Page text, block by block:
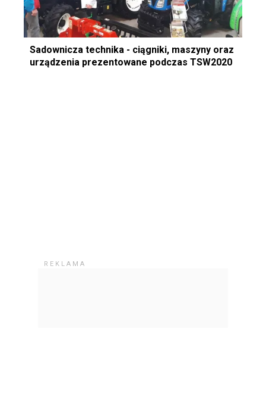
Sadownicza technika - ciągniki, maszyny oraz
urządzenia prezentowane podczas TSW2020